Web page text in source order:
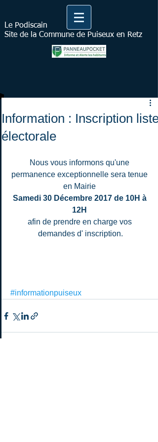
Le Podiscain
Site de la Commune de Puiseux en Retz
Information : Inscription liste
électorale
Nous vous informons qu'une
permanence exceptionnelle sera tenue
en Mairie
Samedi 30 Décembre 2017 de 10H à
12H
afin de prendre en charge vos
demandes d' inscription.
#informationpuiseux